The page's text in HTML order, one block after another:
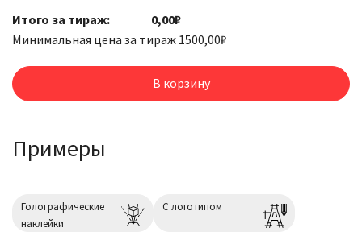
Наклейки
Итого за тираж:
0,00₽
Минимальная цена за тираж 1500,00₽
В корзину
Примеры
Голографические
наклейки
С логотипом